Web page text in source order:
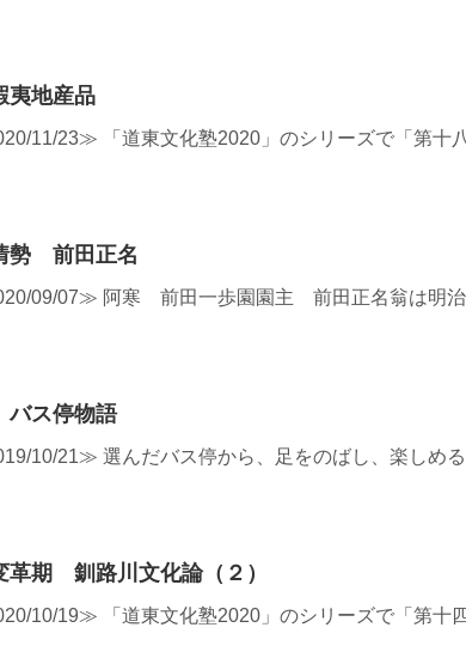
地産品
11/23≫ 「道東文化塾2020」のシリーズで「第十
勢 前田正名
09/07≫ 阿寒 前田一歩園園主 前田正名翁は明治
ス停物語
10/21≫ 選んだバス停から、足をのばし、楽しめ
革期 釧路川文化論（２）
10/19≫ 「道東文化塾2020」のシリーズで「第十